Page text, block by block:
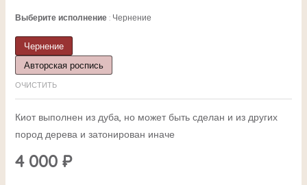
Выберите исполнение Чернение
Чернение
Авторская роспись
ОЧИСТИТЬ
Киот выполнен из дуба, но может быть сделан и из других
пород дерева и затонирован иначе
4 000 ₽